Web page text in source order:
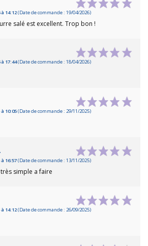
14:12(Date de commande : 19/04/2026)
salé est excellent. Trop bon !
17:44(Date de commande : 18/04/2026)
10:05(Date de commande : 29/11/2025)
16:57(Date de commande : 13/11/2025)
simple a faire
14:12(Date de commande : 26/09/2025)